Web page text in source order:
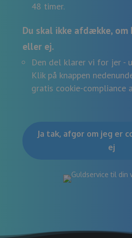
48 timer.
Du skal ikke afdække, om
eller ej.
Den del klarer vi for jer -
Klik på knappen
gratis cookie-compliance
Ja tak, afgør om jeg er
ej